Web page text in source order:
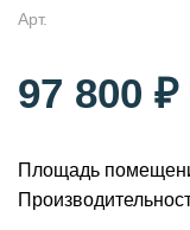
Арт.
97 800 ₽
Площадь